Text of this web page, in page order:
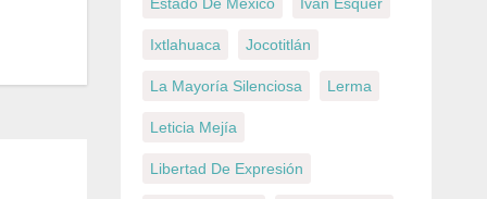
Ixtlahuaca Jocotitlán
La Mayoría Silenciosa Lerma
Leticia Mejía
Libertad De Expresión